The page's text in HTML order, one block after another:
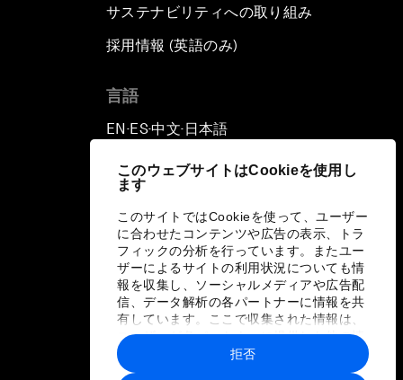
このウェブサイトはCookieを使用し
ます
このサイトではCookieを使って、ユーザー
に合わせたコンテンツや広告の表示、トラ
フィックの分析を行っています。またユー
ザーによるサイトの利用状況についても情
報を収集し、ソーシャルメディアや広告配
信、データ解析の各パートナーに情報を共
有しています。ここで収集された情報は、
ユーザーが各パートナーに提供した他の情
報や各パートナーのサービスを使用した際
に収集された情報と組み合わされ、各パー
拒否
サステナビリティへの取り組み
採用情報 (英語のみ)
言語
EN ▪ ES▪中文▪ 日本語